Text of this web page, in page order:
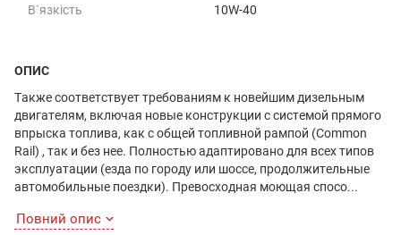
В`язкість
10W-40
ОПИС
Также соответствует требованиям к новейшим дизельным
двигателям, включая новые конструкции с системой прямого
впрыска топлива, как с общей топливной рампой (Common
Rail) , так и без нее. Полностью адаптировано для всех типов
эксплуатации (езда по городу или шоссе, продолжительные
автомобильные поездки). Превосходная моющая спосо...
Повний опис